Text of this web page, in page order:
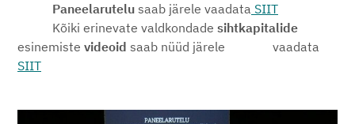
Paneelarutelu saab järele vaadata SIIT
Kõiki erinevate valdkondade sihtkapitalide
esinemiste videoid saab nüüd järele vaadata
SIIT